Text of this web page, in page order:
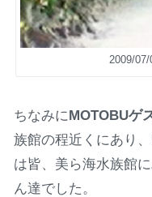
2009/
ちなみにMOTOBUゲ
族館の程近くにあり
は皆、美ら海水族館
ん達でした。